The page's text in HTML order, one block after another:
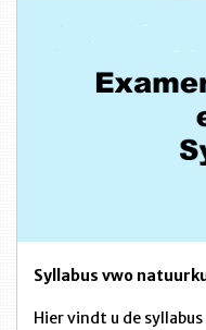
Syllabus vwo
Hier vindt u de